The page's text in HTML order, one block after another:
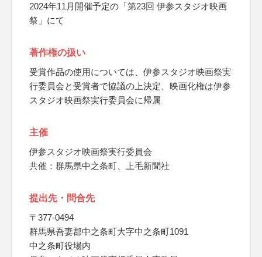
2024年11月開催予定の「第23回 伊参スタジオ映画
祭」にて
著作権の扱い
受賞作品の使用については、伊参スタジオ映画祭実
行委員会と受賞者で協議の上決定、映画化権は伊参
スタジオ映画祭実行委員会に帰属
主催
伊参スタジオ映画祭実行委員会
共催：群馬県中之条町、上毛新聞社
提出先・問合先
〒377-0494
群馬県吾妻郡中之条町大字中之条町1091
中之条町役場内